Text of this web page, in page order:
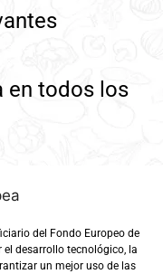
en todos los
del Fondo Europeo de
el desarrollo tecnológico, la
un mejor uso de las